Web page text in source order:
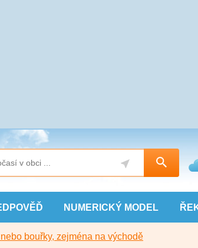
NUMERICKÝ MODEL
bouřky, zejména na východě